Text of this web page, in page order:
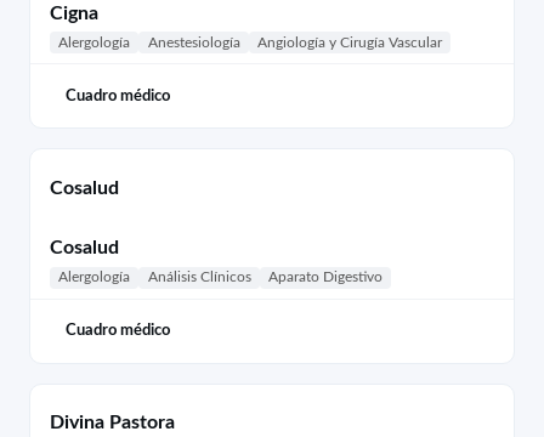
Cigna
Alergología Anestesiología Angiología y Cirugía Vascular
Cuadro médico
Cosalud
Cosalud
Alergología Análisis Clínicos Aparato Digestivo
Cuadro médico
Divina Pastora